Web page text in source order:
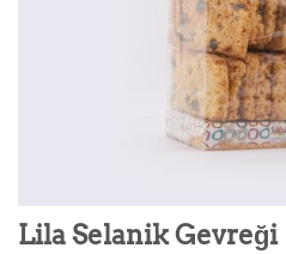
Lila Selanik Gevreği